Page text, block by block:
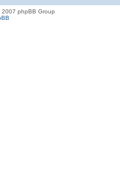
phpBB Group